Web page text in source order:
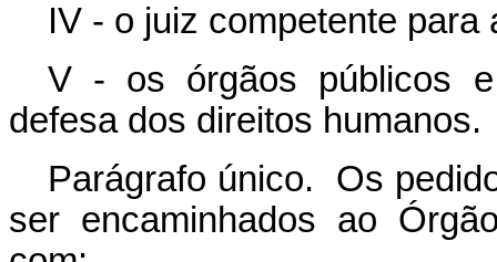
IV - o juiz competente
V - os órgãos públicos
defesa dos direitos humanos.
Parágrafo único. Os
ser encaminhados ao